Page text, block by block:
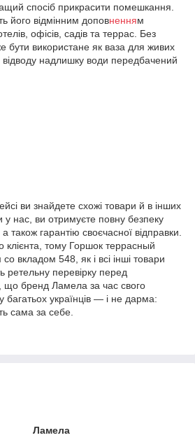
спосіб прикрасити помешкання.
його відмінним доповненням
офісів, садів та террас. Без
бути використане як ваза для живих
відводу надлишку води передбачений
ви знайдете схожі товари й в інших
у нас, ви отримуєте повну безпеку
також гарантію своєчасної відправки.
тому Горшок террасный
вкладом 548, як і всі інші товари
ретельну перевірку перед
що бренд Ламела за час свого
багатьох українців — і не дарма:
сама за себе.
Ламела